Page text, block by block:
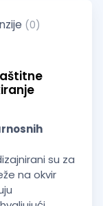
(0)
su za
na okvir